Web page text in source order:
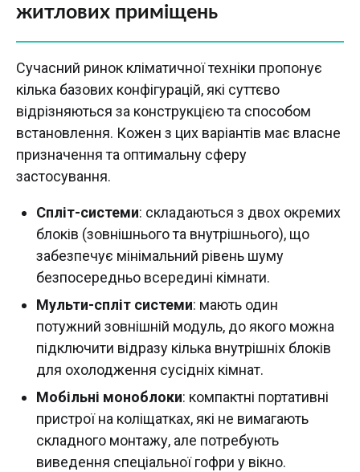
житлових приміщень
Сучасний ринок кліматичної техніки пропонує
кілька базових конфігурацій, які суттєво
відрізняються за конструкцією та способом
встановлення. Кожен з цих варіантів має власне
призначення та оптимальну сферу
застосування.
Спліт-системи: складаються з двох окремих
блоків (зовнішнього та внутрішнього), що
забезпечує мінімальний рівень шуму
безпосередньо всередині кімнати.
Мульти-спліт системи: мають один
потужний зовнішній модуль, до якого можна
підключити відразу кілька внутрішніх блоків
для охолодження сусідніх кімнат.
Мобільні моноблоки: компактні портативні
пристрої на коліщатках, які не вимагають
складного монтажу, але потребують
виведення спеціальної гофри у вікно.